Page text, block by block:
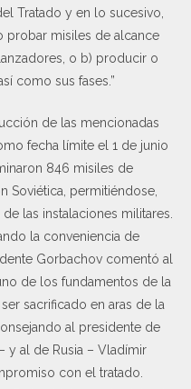
Tratado y en lo sucesivo,
probar misiles de alcance
o b) producir o
como sus fases.”
de las mencionadas
fecha límite el 1 de junio
846 misiles de
Soviética, permitiéndose,
las instalaciones militares.
la conveniencia de
Gorbachov comentó al
de los fundamentos de la
sacrificado en aras de la
al presidente de
y al de Rusia – Vladímir
con el tratado.